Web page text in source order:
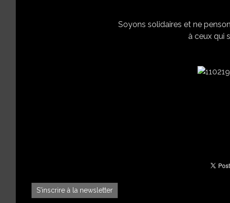
Soyons solidaires et ne
à ceux qui
S'inscrire à la newsletter